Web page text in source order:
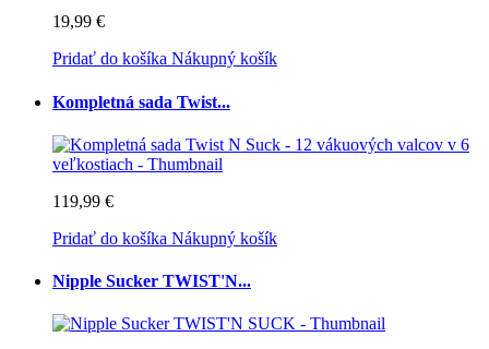
19,99 €
Pridať do košíka Nákupný košík
Kompletná sada Twist...
119,99 €
Pridať do košíka Nákupný košík
Nipple Sucker TWIST'N...